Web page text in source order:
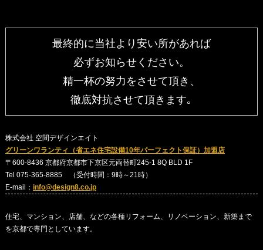
最終的に当社より安い所があれば
必ずお知らせください。
精一杯の努力をさせて頂き、
徹底対抗させて頂きます｡
株式会社 空間デザインエイト
グリーンワランティ（省エネ住宅設備10年パーフェクト保証）加盟店
〒600-8436 京都府京都市下京区元両替町245-1 8Q BLD 1F
Tel 075-365-8885 （受付時間：9時～21時）
E-mail： info@design8.co.jp
住宅、マンション、店舗、などの各種リフォーム、リノベーション、新築まで
を京都で専門としています。